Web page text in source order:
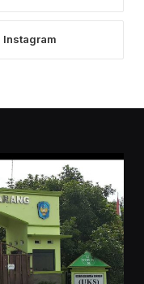
Instagram